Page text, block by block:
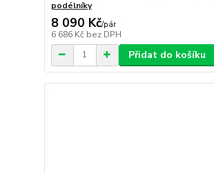
podélníky
8 090 Kč/pár
6 686 Kč bez DPH
Přidat do košíku